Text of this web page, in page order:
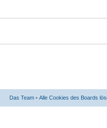
Das Team • Alle Cookies des Boards